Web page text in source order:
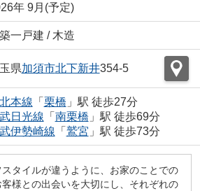
年 9月(予定)
一戸建 / 木造
県加須市北下新井354-5
本線 「 栗橋 」駅 徒歩27分
日光線 「 南栗橋 」駅 徒歩69分
伊勢崎線 「 鷲宮 」駅 徒歩73分
タイルが違うように、お家のことでの
様との出会いを大切にし、それぞれの